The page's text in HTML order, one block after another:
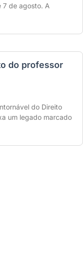
7 de agosto. A
do professor
do Direito
um legado marcado